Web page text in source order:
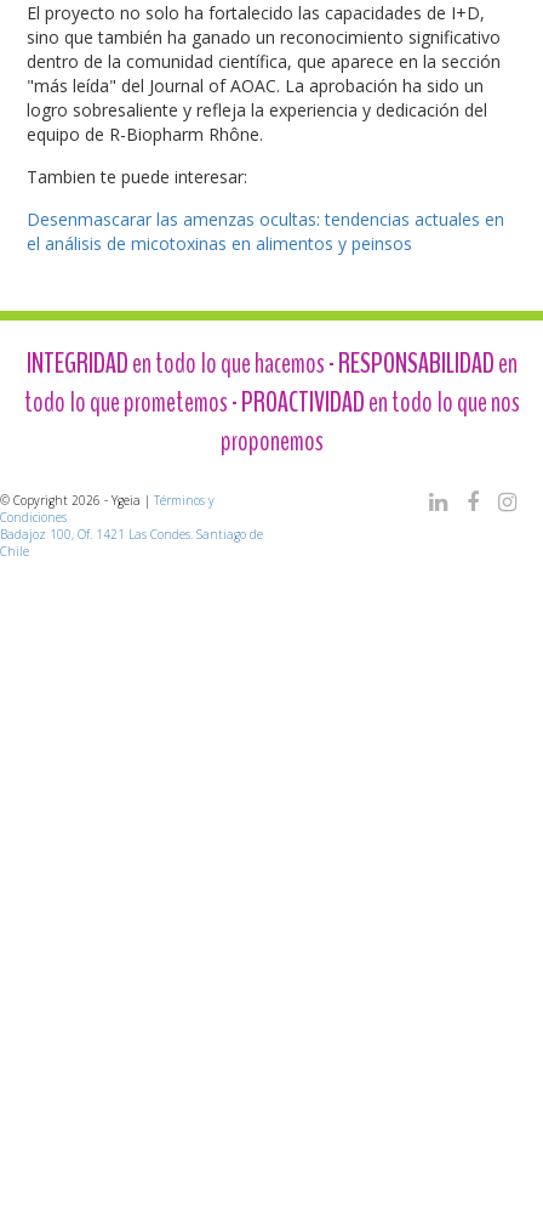
El proyecto no solo ha fortalecido las capacidades de I+D,
sino que también ha ganado un reconocimiento significativo
dentro de la comunidad científica, que aparece en la sección
"más leída" del Journal of AOAC. La aprobación ha sido un
logro sobresaliente y refleja la experiencia y dedicación del
equipo de R-Biopharm Rhône.
Tambien te puede interesar:
Desenmascarar las amenzas ocultas: tendencias actuales en
el análisis de micotoxinas en alimentos y peinsos
INTEGRIDADen todo lo que hacemos -RESPONSABILIDADen
todo lo que prometemos -PROACTIVIDADen todo lo que nos
proponemos
© Copyright 2026 - Ygeia | Términos y
Condiciones
Badajoz 100, Of. 1421 Las Condes. Santiago de
Chile